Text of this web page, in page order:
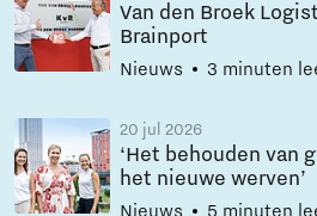
Van den Broek
Brainport
Nieuws 3 minuten
20 jul 2026
‘Het behouden van
het nieuwe werven’
Nieuws 5 minuten